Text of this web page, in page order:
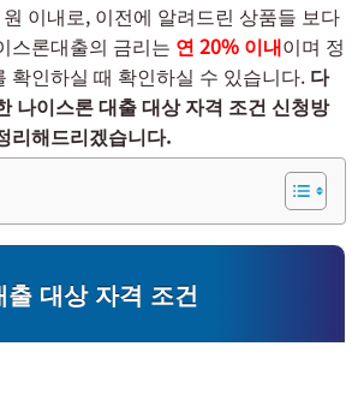
이내로, 이전에 알려드린 상품들 보다
스론대출의 금리는 연 20% 이내이며 정
확인하실 때 확인하실 수 있습니다. 다
나이스론 대출 대상 자격 조건 신청방
리해드리겠습니다.
출 대상 자격 조건